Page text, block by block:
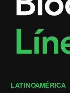
LATINOAMÉRICA